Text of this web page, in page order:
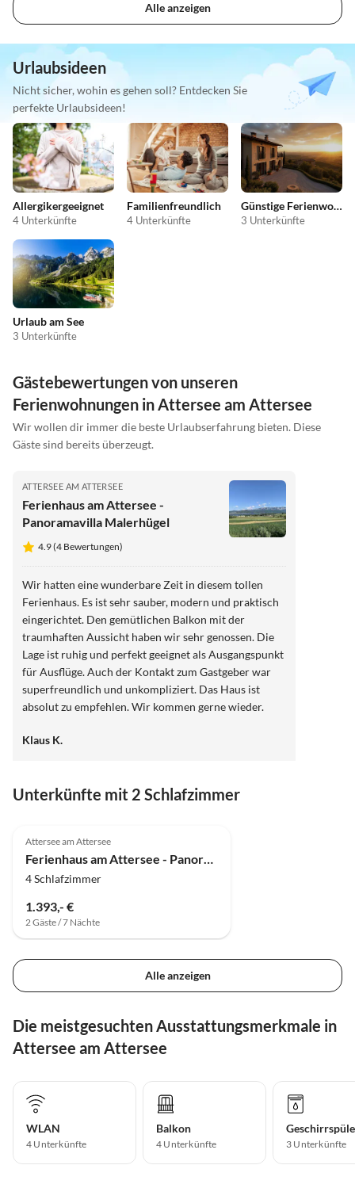
Alle anzeigen
Urlaubsideen
Nicht sicher, wohin es gehen soll? Entdecken Sie
perfekte Urlaubsideen!
Allergikergeeignet
4 Unterkünfte
Familienfreundlich
4 Unterkünfte
Günstige Ferienwohnungen
3 Unterkünfte
Urlaub am See
3 Unterkünfte
Gästebewertungen von unseren
Ferienwohnungen in Attersee am Attersee
Wir wollen dir immer die beste Urlaubserfahrung bieten. Diese
Gäste sind bereits überzeugt.
ATTERSEE AM ATTERSEE
Ferienhaus am Attersee -
Panoramavilla Malerhügel
4.9 (4 Bewertungen)
Wir hatten eine wunderbare Zeit in diesem tollen
Ferienhaus. Es ist sehr sauber, modern und praktisch
eingerichtet. Den gemütlichen Balkon mit der
traumhaften Aussicht haben wir sehr genossen. Die
Lage ist ruhig und perfekt geeignet als Ausgangspunkt
für Ausflüge. Auch der Kontakt zum Gastgeber war
superfreundlich und unkompliziert. Das Haus ist
absolut zu empfehlen. Wir kommen gerne wieder.
Klaus K.
Unterkünfte mit 2 Schlafzimmer
Attersee am Attersee
Ferienhaus am Attersee - Panoramavilla Malerhügel
4 Schlafzimmer
1.393,- €
2 Gäste / 7 Nächte
Alle anzeigen
Die meistgesuchten Ausstattungsmerkmale in
Attersee am Attersee
WLAN
4 Unterkünfte
Balkon
4 Unterkünfte 3 Unterkünfte